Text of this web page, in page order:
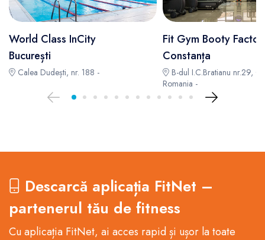
World Class InCity
București
Calea Dudești, nr. 188 -
Fit Gym Booty
Constanța
B-dul I.C.Bratianu nr.29,
Romania -
Descarcă aplicația FitNet –
partenerul tău de fitness
Cu aplicația FitNet, ai acces rapid și ușor la toate